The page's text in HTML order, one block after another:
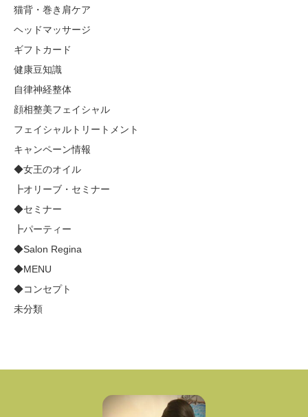
猫背・巻き肩ケア
ヘッドマッサージ
ギフトカード
健康豆知識
自律神経整体
顔相整美フェイシャル
フェイシャルトリートメント
キャンペーン情報
◆女王のオイル
┣オリーブ・セミナー
◆セミナー
┣パーティー
◆Salon Regina
◆MENU
◆コンセプト
未分類